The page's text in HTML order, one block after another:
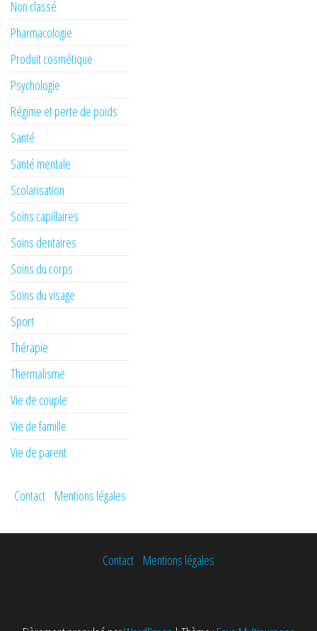
Non classé
Pharmacologie
Produit cosmétique
Psychologie
Régime et perte de poids
Santé
Santé mentale
Scolarisation
Soins capillaires
Soins dentaires
Soins du corps
Soins du visage
Sport
Thérapie
Thermalisme
Vie de couple
Vie de famille
Vie de parent
Contact Mentions légales
Contact Mentions légales